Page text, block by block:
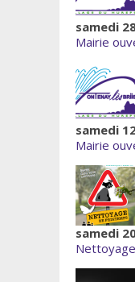
samedi
Mairie
samedi
Mairie
samedi